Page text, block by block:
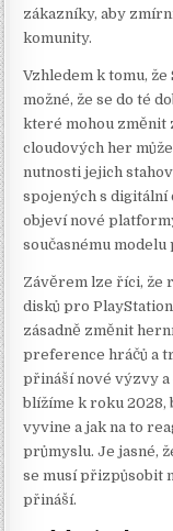
zákazníky, aby
komunity.
Vzhledem k tomu,
možné, že se do té
které mohou změnit
cloudových her
nutnosti jejich
spojených s digitální
objeví nové
současnému
Závěrem lze říci, že
disků pro
zásadně změnit
preference hráčů a
přináší nové výzvy
blížíme k roku 2028,
vyvine a jak na to
průmyslu. Je jasné,
se musí přizpůsobit
přináší.